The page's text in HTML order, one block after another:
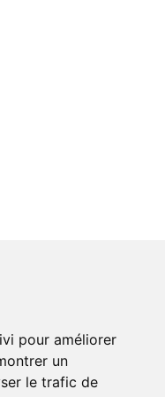
pour améliorer
un
le trafic de